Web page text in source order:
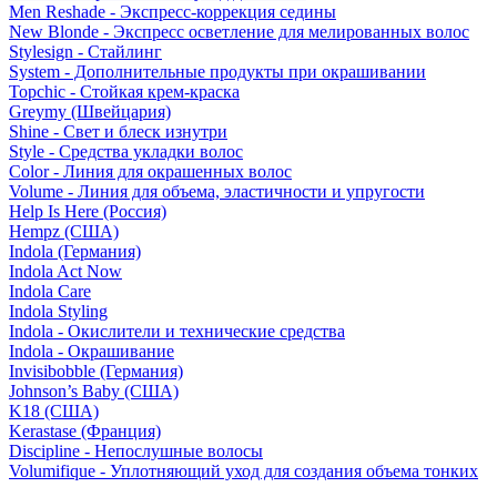
Men Reshade - Экспресс-коррекция седины
New Blonde - Экспресс осветление для мелированных волос
Stylesign - Стайлинг
System - Дополнительные продукты при окрашивании
Topchic - Стойкая крем-краска
Greymy (Швейцария)
Shine - Свет и блеск изнутри
Style - Средства укладки волос
Color - Линия для окрашенных волос
Volume - Линия для объема, эластичности и упругости
Help Is Here (Россия)
Hempz (США)
Indola (Германия)
Indola Act Now
Indola Care
Indola Styling
Indola - Окислители и технические средства
Indola - Окрашивание
Invisibobble (Германия)
Johnson’s Baby (США)
K18 (США)
Kerastase (Франция)
Discipline - Непослушные волосы
Volumifique - Уплотняющий уход для создания объема тонких